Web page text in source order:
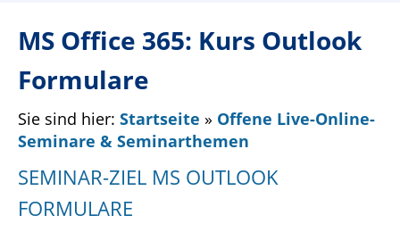
MS Office 365: Kurs Outlook
Formulare
Sie sind hier: Startseite » Offene Live-Online-
Seminare & Seminarthemen
SEMINAR-ZIEL MS OUTLOOK
FORMULARE